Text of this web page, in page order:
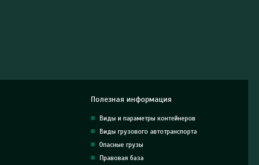
Полезная информация
Виды и параметры контейнеров
Виды грузового автотранспорта
Опасные грузы
Правовая база